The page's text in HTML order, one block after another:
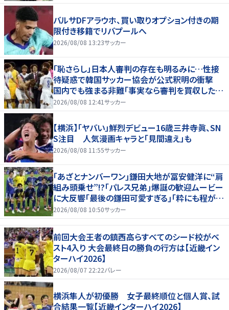
バルサDFアラウホ、買い取りオプション付きの期
限付き移籍でリバプールへ
2026/08/08 13:23サッカー
「恥さらし」日本人審判の存在も明るみに…性接
待疑惑で韓国サッカー協会が公式釈明の衝撃
国内でも強まる非難「事実なら審判を買収したこ
とになる」
2026/08/08 12:41サッカー
【横浜】「ヤバい」鮮烈デビュー16歳三井寺眞、SN
S注目 人気漫画キャラと「見間違え」も
2026/08/08 11:55サッカー
｢あざとナンバーワン｣鎌田大地が冨安健洋に“肩
組み頭乗せ”!?｢パレス兄弟｣爆誕の歓迎ムービー
に大反響｢最後の鎌田可愛すぎる｣｢粋にも程があ
る！」
2026/08/08 10:50サッカー
前回大会王者の鎮西高らすべてのシード校がベ
スト4入り 大会最終日の勝負の行方は【近畿イン
ターハイ2026】
2026/08/07 22:22バレー
横浜隼人が初優勝 女子最終順位と個人賞、試
合結果一覧【近畿インターハイ2026】